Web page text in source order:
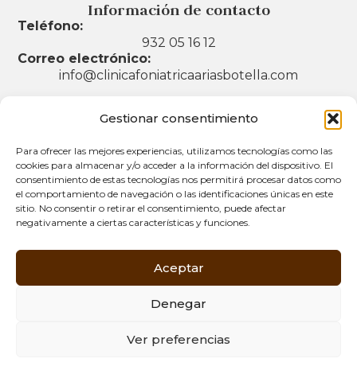
Gestionar consentimiento
Para ofrecer las mejores experiencias, utilizamos tecnologías como las
cookies para almacenar y/o acceder a la información del dispositivo. El
consentimiento de estas tecnologías nos permitirá procesar datos como
el comportamiento de navegación o las identificaciones únicas en este
sitio. No consentir o retirar el consentimiento, puede afectar
negativamente a ciertas características y funciones.
Aceptar
Denegar
Ver preferencias
Información de contacto
Teléfono:
932 05 16 12
Correo electrónico:
info@clinicafoniatricaariasbotella.com
Legal
Aviso legal
Política de privacidad
Accesibilidad